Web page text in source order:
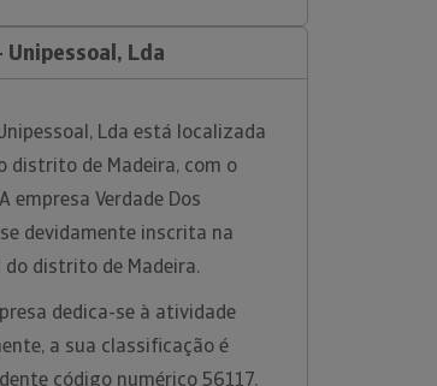
Unipessoal, Lda
Lda está localizada
distrito de Madeira, com o
Verdade Dos
devidamente inscrita na
do distrito de Madeira.
dedica-se à atividade
a sua classificação é
código numérico 56117.